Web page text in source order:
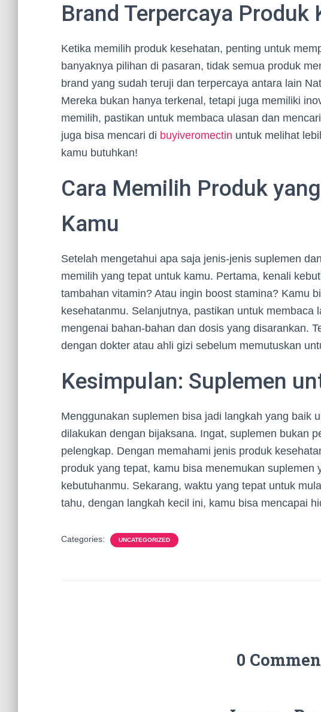
Brand Terpercaya Produk
Ketika memilih produk kesehatan, penting untuk
banyaknya pilihan di pasaran, tidak semua produk
brand yang sudah teruji dan terpercaya antara lain
Mereka bukan hanya terkenal, tetapi juga memiliki
memilih, pastikan untuk membaca ulasan dan
juga bisa mencari di buyiveromectin untuk melihat
kamu butuhkan!
Cara Memilih Produk
Kamu
Setelah mengetahui apa saja jenis-jenis suplemen
memilih yang tepat untuk kamu. Pertama, kenali
tambahan vitamin? Atau ingin boost stamina? Kamu
kesehatanmu. Selanjutnya, pastikan untuk membaca
mengenai bahan-bahan dan dosis yang disarankan.
dengan dokter atau ahli gizi sebelum memutuskan
Kesimpulan: Suplemen
Menggunakan suplemen bisa jadi langkah yang baik
dilakukan dengan bijaksana. Ingat, suplemen bukan
pelengkap. Dengan memahami jenis produk
produk yang tepat, kamu bisa menemukan suplemen
kebutuhanmu. Sekarang, waktu yang tepat untuk
tahu, dengan langkah kecil ini, kamu bisa mencapai
Categories: UNCATEGORIZED
0